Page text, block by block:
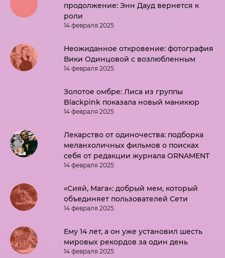
продолжение: Энн Дауд вернется к
роли
14 февраля 2025
Неожиданное откровение: фотография
Вики Одинцовой с возлюбленным
14 февраля 2025
Золотое омбре: Лиса из группы
Blackpink показала новый маникюр
14 февраля 2025
Лекарство от одиночества: подборка
меланхоличных фильмов о поисках
себя от редакции журнала ORNAMENT
14 февраля 2025
«Сияй, Мага»: добрый мем, который
объединяет пользователей Сети
14 февраля 2025
Ему 14 лет, а он уже установил шесть
мировых рекордов за один день
14 февраля 2025